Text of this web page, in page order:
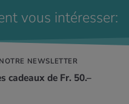
vous intéresser:
NEWSLETTER
cadeaux de Fr. 50.–